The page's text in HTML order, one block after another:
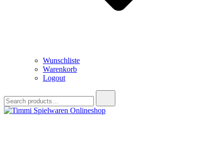
Wunschliste
Warenkorb
Logout
for: